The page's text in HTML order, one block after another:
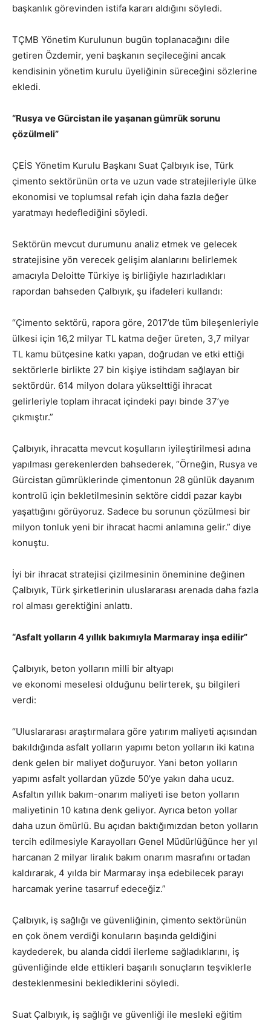
başkanlık görevinden istifa kararı aldığını söyledi.
TÇMB Yönetim Kurulunun bugün toplanacağını dile
getiren Özdemir, yeni başkanın seçileceğini ancak
kendisinin yönetim kurulu üyeliğinin süreceğini sözlerine
ekledi.
“Rusya ve Gürcistan ile yaşanan gümrük sorunu
çözülmeli”
ÇEİS Yönetim Kurulu Başkanı Suat Çalbıyık ise, Türk
çimento sektörünün orta ve uzun vade stratejileriyle ülke
ekonomisi ve toplumsal refah için daha fazla değer
yaratmayı hedeflediğini söyledi.
Sektörün mevcut durumunu analiz etmek ve gelecek
stratejisine yön verecek gelişim alanlarını belirlemek
amacıyla Deloitte Türkiye iş birliğiyle hazırladıkları
rapordan bahseden Çalbıyık, şu ifadeleri kullandı:
“Çimento sektörü, rapora göre, 2017’de tüm bileşenleriyle
ülkesi için 16,2 milyar TL katma değer üreten, 3,7 milyar
TL kamu bütçesine katkı yapan, doğrudan ve etki ettiği
sektörlerle birlikte 27 bin kişiye istihdam sağlayan bir
sektördür. 614 milyon dolara yükselttiği ihracat
gelirleriyle toplam ihracat içindeki payı binde 37’ye
çıkmıştır.”
Çalbıyık, ihracatta mevcut koşulların iyileştirilmesi adına
yapılması gerekenlerden bahsederek, “Örneğin, Rusya ve
Gürcistan gümrüklerinde çimentonun 28 günlük dayanım
kontrolü için bekletilmesinin sektöre ciddi pazar kaybı
yaşattığını görüyoruz. Sadece bu sorunun çözülmesi bir
milyon tonluk yeni bir ihracat hacmi anlamına gelir.” diye
konuştu.
İyi bir ihracat stratejisi çizilmesinin öneminine değinen
Çalbıyık, Türk şirketlerinin uluslararası arenada daha fazla
rol alması gerektiğini anlattı.
“Asfalt yolların 4 yıllık bakımıyla Marmaray inşa edilir”
Çalbıyık, beton yolların milli bir altyapı
ve ekonomi meselesi olduğunu belirterek, şu bilgileri
verdi:
“Uluslararası araştırmalara göre yatırım maliyeti açısından
bakıldığında asfalt yolların yapımı beton yolların iki katına
denk gelen bir maliyet doğuruyor. Yani beton yolların
yapımı asfalt yollardan yüzde 50’ye yakın daha ucuz.
Asfaltın yıllık bakım-onarım maliyeti ise beton yolların
maliyetinin 10 katına denk geliyor. Ayrıca beton yollar
daha uzun ömürlü. Bu açıdan baktığımızdan beton yolların
tercih edilmesiyle Karayolları Genel Müdürlüğünce her yıl
harcanan 2 milyar liralık bakım onarım masrafını ortadan
kaldırarak, 4 yılda bir Marmaray inşa edebilecek parayı
harcamak yerine tasarruf edeceğiz.”
Çalbıyık, iş sağlığı ve güvenliğinin, çimento sektörünün
en çok önem verdiği konuların başında geldiğini
kaydederek, bu alanda ciddi ilerleme sağladıklarını, iş
güvenliğinde elde ettikleri başarılı sonuçların teşviklerle
desteklenmesini beklediklerini söyledi.
Suat Çalbıyık, iş sağlığı ve güvenliği ile mesleki eğitim